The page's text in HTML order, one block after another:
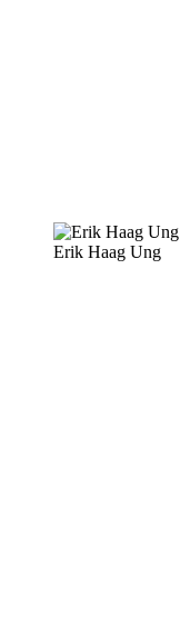
Erik Haag Ung